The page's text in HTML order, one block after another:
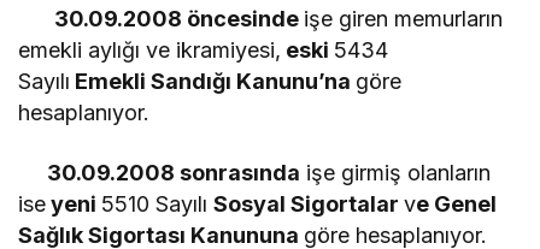
30.09.2008 öncesinde işe giren memurların
emekli aylığı ve ikramiyesi, eski 5434
Sayılı Emekli Sandığı Kanunu’na göre
hesaplanıyor.
30.09.2008 sonrasında işe girmiş olanların
iseyeni 5510 SayılıSosyal Sigortalarve Genel
Sağlık Sigortası Kanununa göre hesaplanıyor.